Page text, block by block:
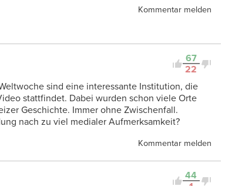
Kommentar melden
67
22
sind eine interessante Institution, die
stattfindet. Dabei wurden schon viele Orte
Geschichte. Immer ohne Zwischenfall.
nach zu viel medialer Aufmerksamkeit?
Kommentar melden
44